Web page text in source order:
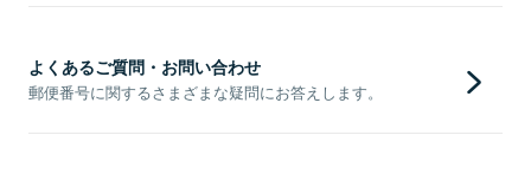
よくあるご質問・お問い合わせ
郵便番号に関するさまざまな疑問にお答えします。